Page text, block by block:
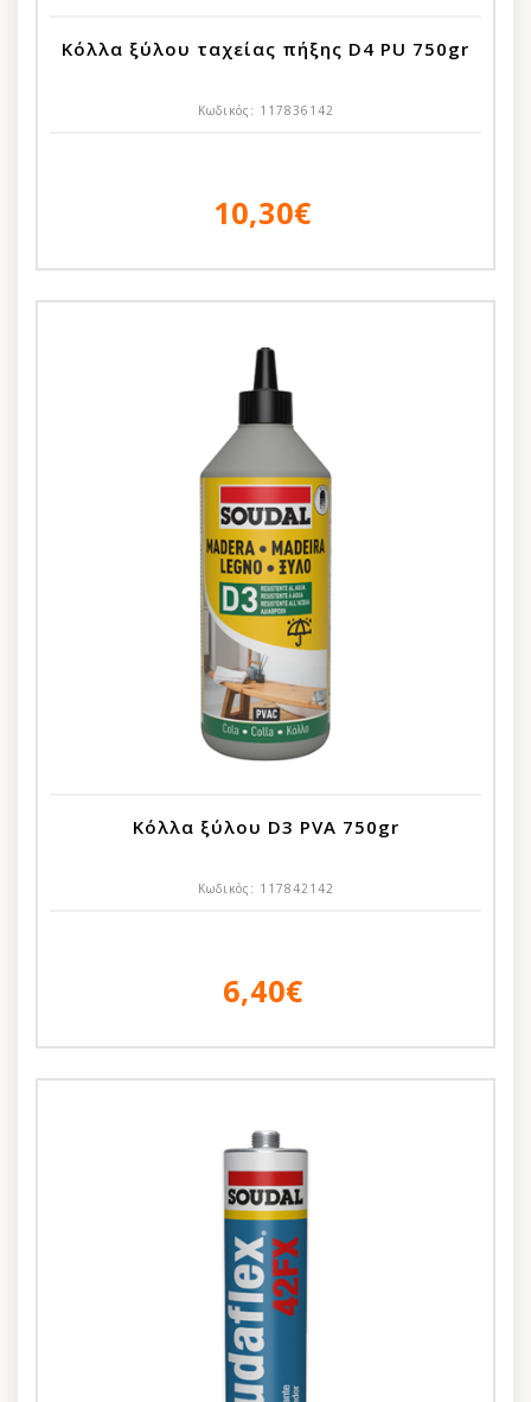
Κόλλα ξύλου ταχείας πήξης D4 PU 750gr
Κωδικός: 117836142
10,30€
Κόλλα ξύλου D3 PVA 750gr
Κωδικός: 117842142
6,40€